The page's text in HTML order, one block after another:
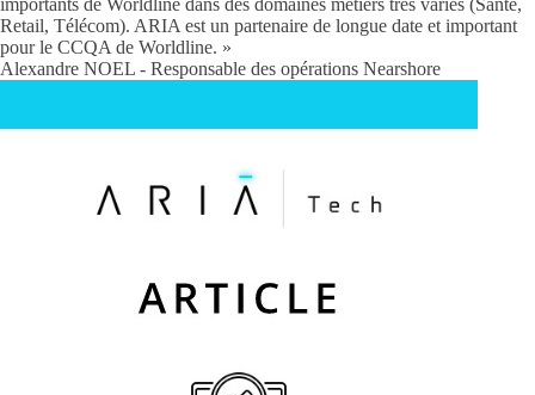
Retail, Télécom). ARIA est un partenaire de longue date et important
pour le CCQA de Worldline. »
Alexandre NOEL - Responsable des opérations Nearshore